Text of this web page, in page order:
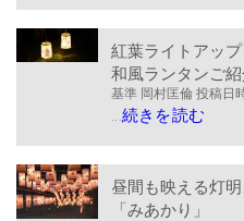
紅葉ライトアッ
和風ランタンご
基準 岡村匡倫 投稿日
...続きを読む
昼間も映える灯
「みあかり」